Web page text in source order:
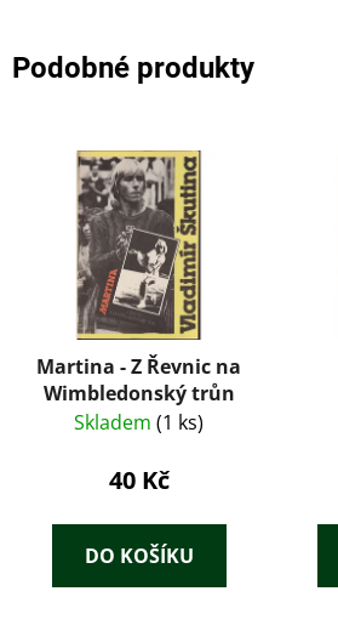
Podobné produkty
Martina - Z Řevnic na
Wimbledonský trůn
Skladem (1 ks)
40 Kč
DO KOŠÍKU